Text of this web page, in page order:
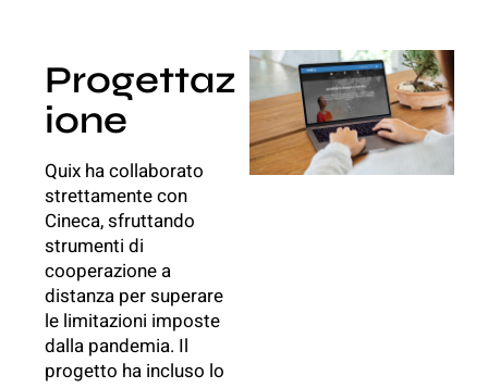
Progettaz
ione
Quix ha collaborato
strettamente con
Cineca, sfruttando
strumenti di
cooperazione a
distanza per superare
le limitazioni imposte
dalla pandemia. Il
progetto ha incluso lo